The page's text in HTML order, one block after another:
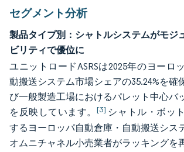
セグメント分析
製品タイプ別：シャトルシステムがモジ
ビリティで優位に
ユニットロードASRSは2025年のヨーロ
動搬送システム市場シェアの35.24%を確
び一般製造工場におけるパレット中心バ
を反映しています。 [3] シャトル・ボッ
するヨーロッパ自動倉庫・自動搬送シス
オムニチャネル小売業者がラッキングを